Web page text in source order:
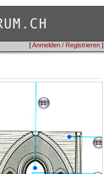
[Anmelden / Registrieren ]
11
12